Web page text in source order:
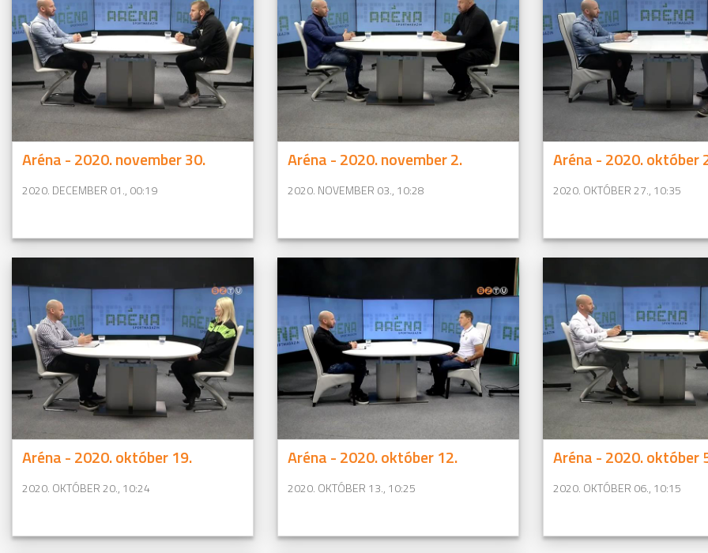
Aréna - 2020. november 30.
2020. DECEMBER 01., 00:19
Aréna - 2020. november 2.
2020. NOVEMBER 03., 10:28
Aréna - 2020. október
2020. OKTÓBER 27., 10:35
Aréna - 2020. október 19.
2020. OKTÓBER 20., 10:24
Aréna - 2020. október 12.
2020. OKTÓBER 13., 10:25
Aréna - 2020. október
2020. OKTÓBER 06., 10:15